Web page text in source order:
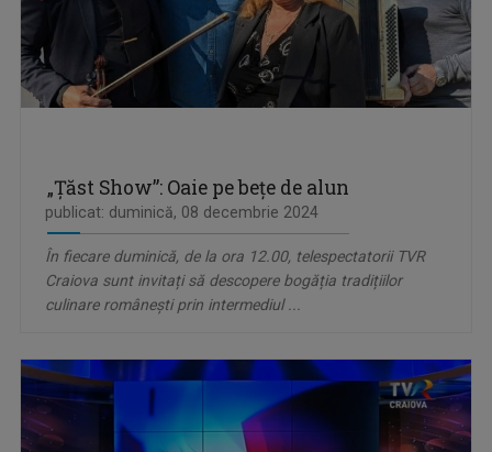
„Țăst Show”: Oaie pe bețe de alun
publicat: duminică, 08 decembrie 2024
În fiecare duminică, de la ora 12.00, telespectatorii TVR
Craiova sunt invitați să descopere bogăția tradițiilor
culinare românești prin intermediul ...